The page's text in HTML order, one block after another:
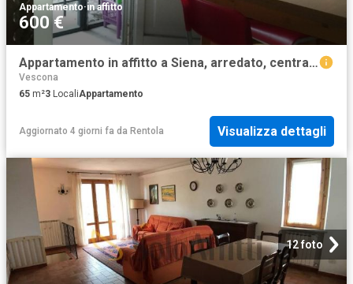
Appartamento·in affitto
600 €
Appartamento in affitto a Siena, arredato, centrale, angolo cottura TrovaCasa
Vescona
65 m²3 LocaliAppartamento
Aggiornato 4 giorni fa da Rentola Visualizza dettagli
12 foto